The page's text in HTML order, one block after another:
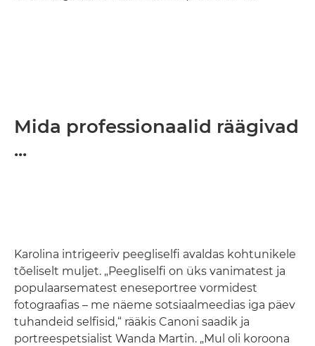
Mida professionaalid räägivad
...
Karolina intrigeeriv peegliselfi avaldas kohtunikele
tõeliselt muljet. „Peegliselfi on üks vanimatest ja
populaarsematest eneseportree vormidest
fotograafias – me näeme sotsiaalmeedias iga päev
tuhandeid selfisid,“ rääkis Canoni saadik ja
portreespetsialist Wanda Martin. „Mul oli koroona